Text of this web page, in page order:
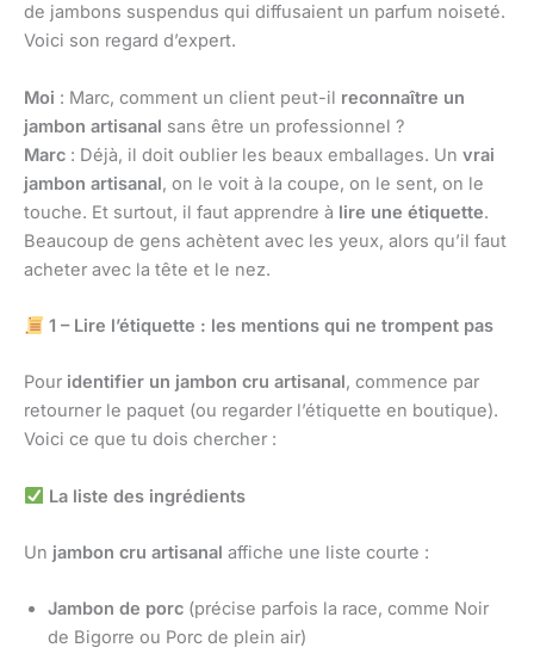
de jambons suspendus qui diffusaient un parfum noiseté.
Voici son regard d’expert.
Moi : Marc, comment un client peut-il reconnaître un
jambon artisanal sans être un professionnel ?
Marc : Déjà, il doit oublier les beaux emballages. Un vrai
jambon artisanal, on le voit à la coupe, on le sent, on le
touche. Et surtout, il faut apprendre à lire une étiquette.
Beaucoup de gens achètent avec les yeux, alors qu’il faut
acheter avec la tête et le nez.
1 – Lire l’étiquette : les mentions qui ne trompent pas
Pour identifier un jambon cru artisanal, commence par
retourner le paquet (ou regarder l’étiquette en boutique).
Voici ce que tu dois chercher :
La liste des ingrédients
Un jambon cru artisanal affiche une liste courte :
Jambon de porc (précise parfois la race, comme Noir
de Bigorre ou Porc de plein air)